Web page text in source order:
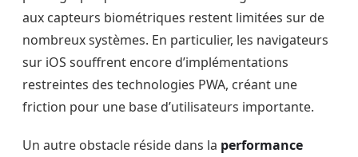
aux capteurs biométriques restent limitées sur de
nombreux systèmes. En particulier, les navigateurs
sur iOS souffrent encore d’implémentations
restreintes des technologies PWA, créant une
friction pour une base d’utilisateurs importante.
Un autre obstacle réside dans la performance